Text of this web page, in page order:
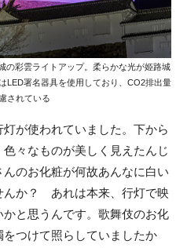
の彩雲ライトアップ。柔らかな光が姫路城
LED署名器具を使用しており、CO2排出量
されている
灯が使われていました。下から
々なものが美しく見えたんじ
のお化粧が何故あんなに白い
んか？ あれは本来、行灯で映
と思うんです。歌舞伎のお化
つけて照らしていましたか